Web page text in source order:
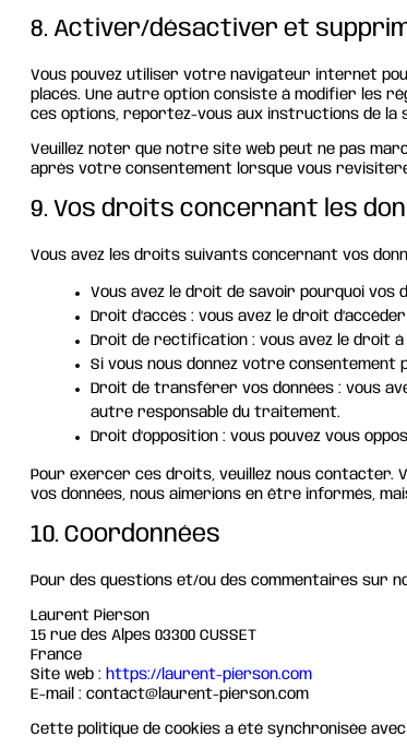
8. Activer/désactiver et
Vous pouvez utiliser votre navigateur internet
placés. Une autre option consiste à modifier les
ces options, reportez-vous aux instructions de la
Veuillez noter que notre site web peut ne pas
après votre consentement lorsque vous
9. Vos droits concernant les
Vous avez les droits suivants concernant vos
Vous avez le droit de savoir pourquoi vos
Droit d’accès : vous avez le droit
Droit de rectification : vous avez le droit
Si vous nous donnez votre
Droit de transférer vos données : vous
autre responsable du traitement.
Droit d’opposition : vous pouvez vous
Pour exercer ces droits, veuillez nous contacter.
vos données, nous aimerions en être informés,
10. Coordonnées
Pour des questions et/ou des commentaires sur
Laurent Pierson
15 rue des Alpes 03300 CUSSET
France
Site web : https://laurent-pierson.com
E-mail : contact@ laurent-pierson.com
Cette politique de cookies a été synchronisée avec